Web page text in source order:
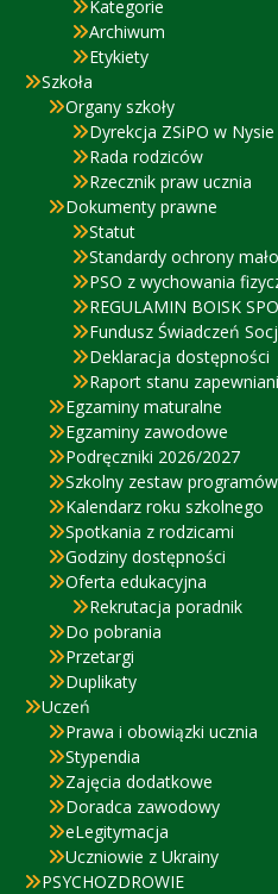
Kategorie
Archiwum
Etykiety
Szkoła
Organy szkoły
Dyrekcja ZSiPO w Nysie
Rada rodziców
Rzecznik praw ucznia
Dokumenty prawne
Statut
Standardy ochrony
PSO z wychowania
REGULAMIN BOISK
Fundusz Świadczeń
Deklaracja dostępności
Raport stanu
Egzaminy maturalne
Egzaminy zawodowe
Podręczniki 2026/2027
Szkolny zestaw
Kalendarz roku szkolnego
Spotkania z rodzicami
Godziny dostępności
Oferta edukacyjna
Rekrutacja poradnik
Do pobrania
Przetargi
Duplikaty
Uczeń
Prawa i obowiązki ucznia
Stypendia
Zajęcia dodatkowe
Doradca zawodowy
eLegitymacja
Uczniowie z Ukrainy
PSYCHOZDROWIE